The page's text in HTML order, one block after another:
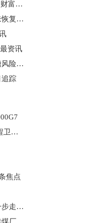
世界热门:投资者看好 AI 搜索，谷歌创始人财富猛增 183 亿美元
苹果中国官网首页出现崩溃问题，目前还未恢复正常-天天最新
资讯
华为 WATCH 4 系列手表将首发支持高血糖风险评估研究-天天百事通
追踪
欧比特牵手遵化市政府 打造河北首个全流程卫星产业基地 世界热闻
焦点
聚焦数据价值：推动制造业数字化转型进一步走深向实|焦点简讯